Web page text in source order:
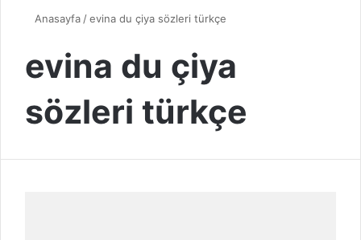
Anasayfa /evina du çiya sözleri türkçe
evina du çiya
sözleri türkçe